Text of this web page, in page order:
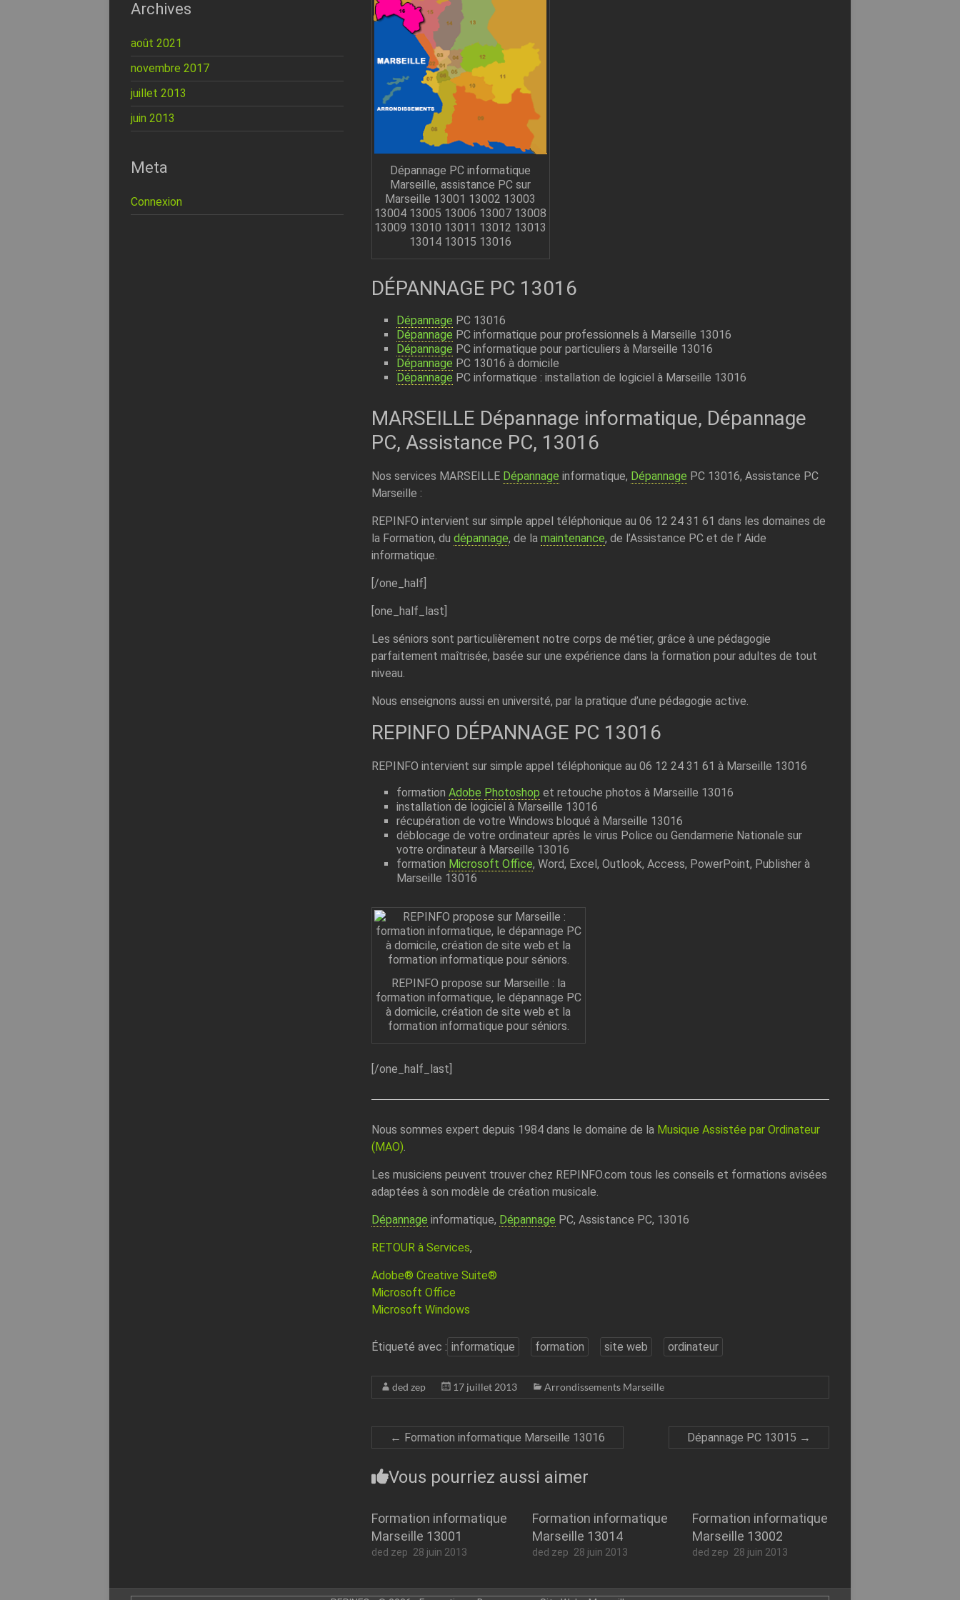
Dépannage PC informatique
Marseille, assistance PC sur
Marseille 13001 13002 13003
13004 13005 13006 13007 13008
13009 13010 13011 13012 13013
13014 13015 13016
DÉPANNAGE PC 13016
Dépannage PC 13016
Dépannage PC informatique pour professionnels à Marseille 13016
Dépannage PC informatique pour particuliers à Marseille 13016
Dépannage PC 13016 à domicile
Dépannage PC informatique : installation de logiciel à Marseille 13016
MARSEILLE Dépannage informatique, Dépannage
PC, Assistance PC, 13016
Nos services MARSEILLE Dépannage informatique, Dépannage PC 13016, Assistance PC
Marseille :
REPINFO intervient sur simple appel téléphonique au 06 12 24 31 61 dans les domaines de
la Formation, du dépannage, de la maintenance, de l’Assistance PC et de l’ Aide
informatique.
[/one_half]
[one_half_last]
Les séniors sont particulièrement notre corps de métier, grâce à une pédagogie
parfaitement maîtrisée, basée sur une expérience dans la formation pour adultes de tout
niveau.
Nous enseignons aussi en université, par la pratique d’une pédagogie active.
REPINFO DÉPANNAGE PC 13016
REPINFO intervient sur simple appel téléphonique au 06 12 24 31 61 à Marseille 13016
formation Adobe Photoshop et retouche photos à Marseille 13016
installation de logiciel à Marseille 13016
récupération de votre Windows bloqué à Marseille 13016
déblocage de votre ordinateur après le virus Police ou Gendarmerie Nationale sur
votre ordinateur à Marseille 13016
formation Microsoft Office, Word, Excel, Outlook, Access, PowerPoint, Publisher à
Marseille 13016
REPINFO propose sur Marseille : la
formation informatique, le dépannage PC
à domicile, création de site web et la
formation informatique pour séniors.
[/one_half_last]
Nous sommes expert depuis 1984 dans le domaine de la Musique Assistée par Ordinateur
(MAO).
Les musiciens peuvent trouver chez REPINFO.com tous les conseils et formations avisées
adaptées à son modèle de création musicale.
Dépannage informatique, Dépannage PC, Assistance PC, 13016
RETOUR à Services,
Adobe® Creative Suite®
Microsoft Office
Microsoft Windows
Étiqueté avec : informatique formation site web ordinateur
ded zep 17 juillet 2013 Arrondissements Marseille
← Formation informatique Marseille 13016 Dépannage PC 13015 →
Vous pourriez aussi aimer
Formation informatique
Marseille 13001
ded zep 28 juin 2013
Formation informatique
Marseille 13014
ded zep 28 juin 2013
Formation informatique
Marseille 13002
ded zep 28 juin 2013
Archives
août 2021
novembre 2017
juillet 2013
juin 2013
Meta
Connexion